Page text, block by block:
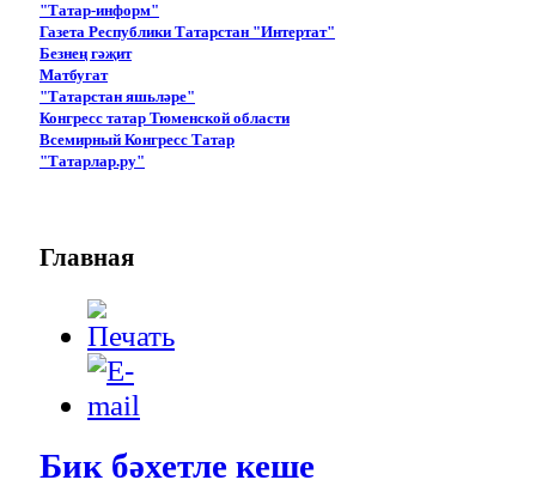
"Татар-информ"
Газета Республики Татарстан "Интертат"
Безнең гәҗит
Матбугат
"Татарстан яшьләре"
Конгресс татар Тюменской области
Всемирный Конгресс Татар
"Татарлар.ру"
Главная
Бик бәхетле кеше